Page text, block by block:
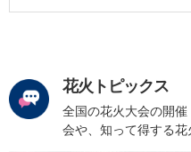
花火トピックス
全国の花火大会の開
会や、知って得する花